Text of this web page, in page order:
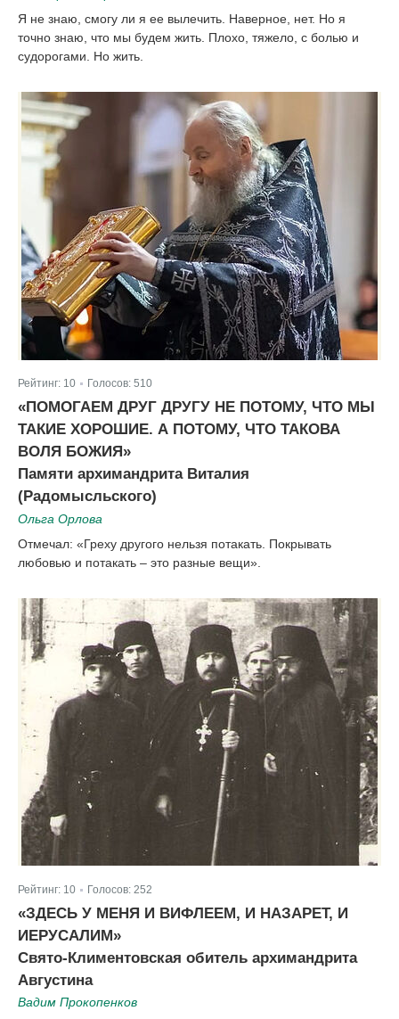
Я не знаю, смогу ли я ее вылечить. Наверное, нет. Но я
точно знаю, что мы будем жить. Плохо, тяжело, с болью и
судорогами. Но жить.
Рейтинг: 10 Голосов: 510
«ПОМОГАЕМ ДРУГ ДРУГУ НЕ ПОТОМУ, ЧТО МЫ
ТАКИЕ ХОРОШИЕ. А ПОТОМУ, ЧТО ТАКОВА
ВОЛЯ БОЖИЯ»
Памяти архимандрита Виталия
(Радомысльского)
Ольга Орлова
Отмечал: «Греху другого нельзя потакать. Покрывать
любовью и потакать – это разные вещи».
Рейтинг: 10 Голосов: 252
«ЗДЕСЬ У МЕНЯ И ВИФЛЕЕМ, И НАЗАРЕТ, И
ИЕРУСАЛИМ»
Свято-Климентовская обитель архимандрита
Августина
Вадим Прокопенков